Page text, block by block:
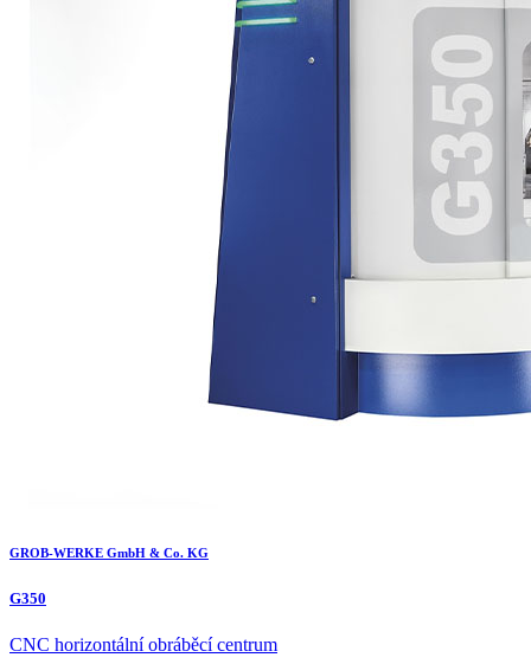
GROB-WERKE GmbH & Co. KG
G350
CNC horizontální obráběcí centrum